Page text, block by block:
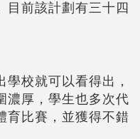
目前該計劃有三十四
學校就可以看得出，
濃厚，學生也多次代
育比賽，並獲得不錯